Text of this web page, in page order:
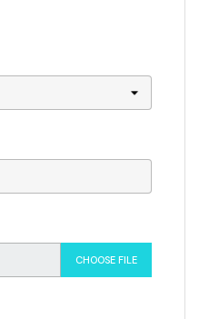
CHOOSE FILE